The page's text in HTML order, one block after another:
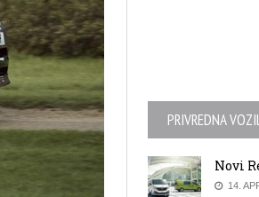
PRIVREDNA
Novi
14.